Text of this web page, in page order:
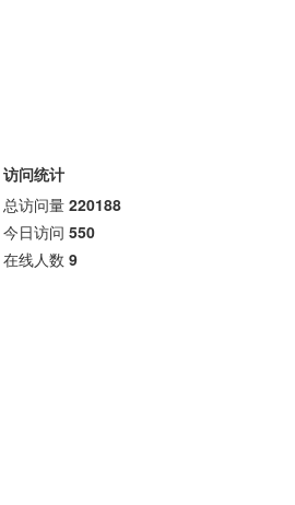
访问统计
总访问量 220188
今日访问 550
在线人数 9